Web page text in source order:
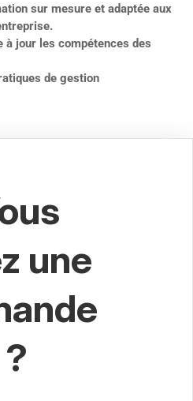
sur mesure et adaptée aux
à jour les compétences des
de gestion
une
?